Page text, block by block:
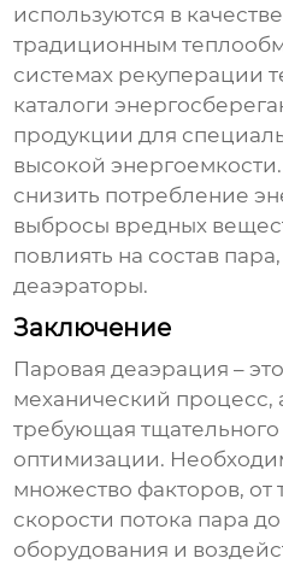
используются в
традиционным
системах рекуперации
каталоги
продукции для
высокой
снизить потребление
выбросы вредных
повлиять на состав
деаэраторы.
Заключение
Паровая деаэрация –
механический процесс,
требующая тщательного
оптимизации.
множество факторов, от
скорости потока пара до
оборудования и